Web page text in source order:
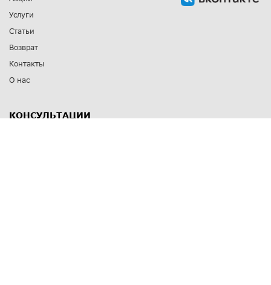
Услуги
Статьи
Возврат
Контакты
О нас
КОНСУЛЬТАЦИИ